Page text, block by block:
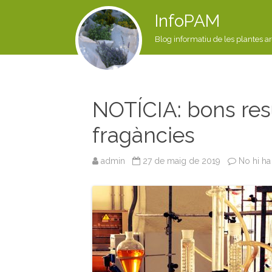
InfoPAM
Blog informatiu de les plantes
NOTÍCIA: bons
fragàncies
admin 27 de maig de 2019 No hi